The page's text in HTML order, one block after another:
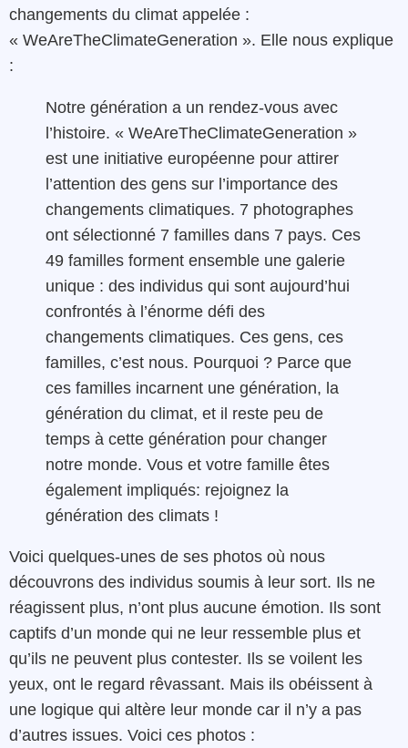
changements du climat appelée :
« WeAreTheClimateGeneration ». Elle nous explique
:
Notre génération a un rendez-vous avec
l’histoire. « WeAreTheClimateGeneration »
est une initiative européenne pour attirer
l’attention des gens sur l’importance des
changements climatiques. 7 photographes
ont sélectionné 7 familles dans 7 pays. Ces
49 familles forment ensemble une galerie
unique : des individus qui sont aujourd’hui
confrontés à l’énorme défi des
changements climatiques. Ces gens, ces
familles, c’est nous. Pourquoi ? Parce que
ces familles incarnent une génération, la
génération du climat, et il reste peu de
temps à cette génération pour changer
notre monde. Vous et votre famille êtes
également impliqués: rejoignez la
génération des climats !
Voici quelques-unes de ses photos où nous
découvrons des individus soumis à leur sort. Ils ne
réagissent plus, n’ont plus aucune émotion. Ils sont
captifs d’un monde qui ne leur ressemble plus et
qu’ils ne peuvent plus contester. Ils se voilent les
yeux, ont le regard rêvassant. Mais ils obéissent à
une logique qui altère leur monde car il n’y a pas
d’autres issues. Voici ces photos :